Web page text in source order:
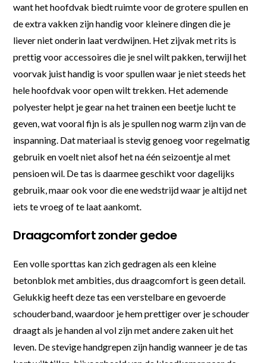
want het hoofdvak biedt ruimte voor de grotere spullen en
de extra vakken zijn handig voor kleinere dingen die je
liever niet onderin laat verdwijnen. Het zijvak met rits is
prettig voor accessoires die je snel wilt pakken, terwijl het
voorvak juist handig is voor spullen waar je niet steeds het
hele hoofdvak voor open wilt trekken. Het ademende
polyester helpt je gear na het trainen een beetje lucht te
geven, wat vooral fijn is als je spullen nog warm zijn van de
inspanning. Dat materiaal is stevig genoeg voor regelmatig
gebruik en voelt niet alsof het na één seizoentje al met
pensioen wil. De tas is daarmee geschikt voor dagelijks
gebruik, maar ook voor die ene wedstrijd waar je altijd net
iets te vroeg of te laat aankomt.
Draagcomfort zonder gedoe
Een volle sporttas kan zich gedragen als een kleine
betonblok met ambities, dus draagcomfort is geen detail.
Gelukkig heeft deze tas een verstelbare en gevoerde
schouderband, waardoor je hem prettiger over je schouder
draagt als je handen al vol zijn met andere zaken uit het
leven. De stevige handgrepen zijn handig wanneer je de tas